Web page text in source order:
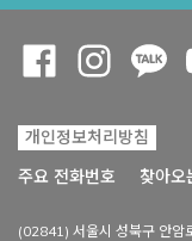
개인정보처리방침
주요 전화번호
찾아오
(02841) 서울시 성북구 안
Opens a new
Opens